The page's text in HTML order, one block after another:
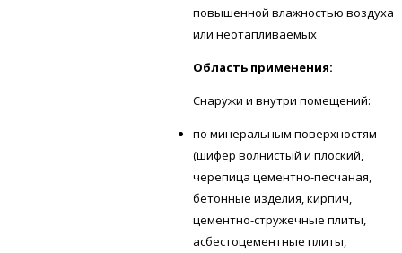
повышенной влажностью воздуха
или неотапливаемых
Область применения:
Снаружи и внутри помещений:
по минеральным поверхностям
(шифер волнистый и плоский,
черепица цементно-песчаная,
бетонные изделия, кирпич,
цементно-стружечные плиты,
асбестоцементные плиты,